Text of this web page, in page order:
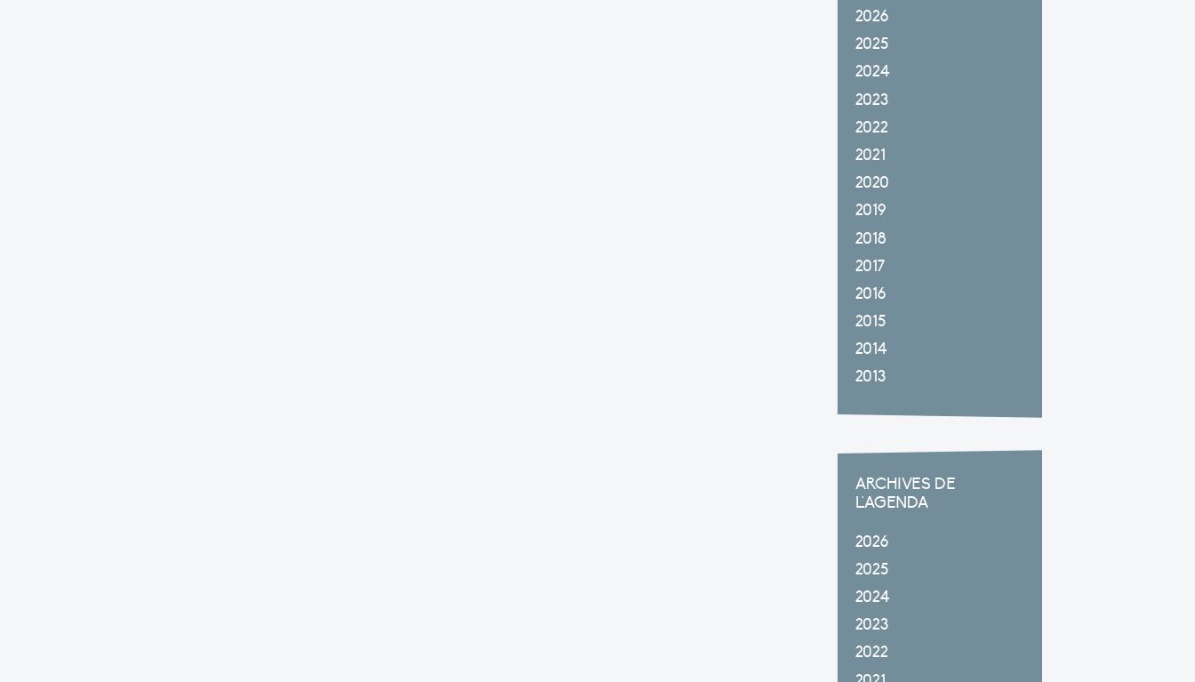
2026
2025
2024
2023
2022
2021
2020
2019
2018
2017
2016
2015
2014
2013
ARCHIVES DE
L'AGENDA
2026
2025
2024
2023
2022